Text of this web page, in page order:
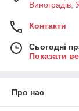
Виноградів,
Контакти
Сьогодні
Показати
Про нас